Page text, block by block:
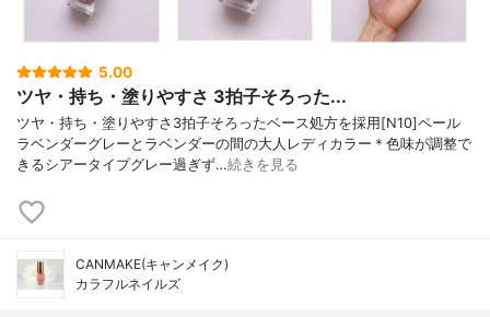
5.00
ツヤ・持ち・塗りやすさ 3拍子そろった...
ツヤ・持ち・塗りやすさ3拍子そろったベース処方を採用[N10]ペール
ラベンダーグレーとラベンダーの間の大人レディカラー＊色味が調整で
きるシアータイプグレー過ぎず…続きを見る
CANMAKE(キャンメイク)
カラフルネイルズ